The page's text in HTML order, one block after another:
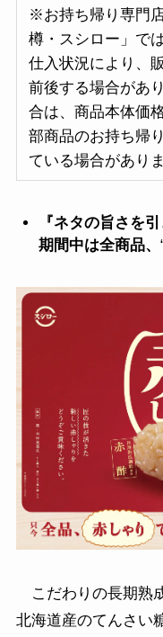
※お持ち帰り専門
樽・スシロー」で
仕入状況により、
前後する場合があ
合は、商品本体価
部商品のお持ち帰
ている場合があり
『ネタの旨さを
期間中は全商品、
こだわりの長期熟
北海道産のてんさい